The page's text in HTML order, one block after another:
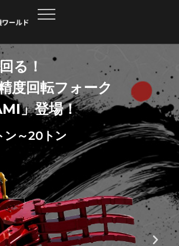
る！
度回転フォーク
」登場！
ン～20トン